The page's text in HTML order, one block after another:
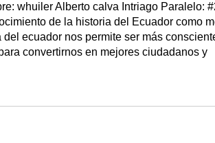
whuiler Alberto calva Intriago Paralelo:
de la historia del Ecuador como
ecuador nos permite ser más
convertirnos en mejores ciudadanos y